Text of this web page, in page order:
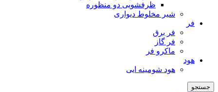
ظرفشویی دو منظوره
شیر مخلوط دیواری
فر
فر برق
فر گاز
ماكرو فر
هود
هود شومینه ایی
جستجو